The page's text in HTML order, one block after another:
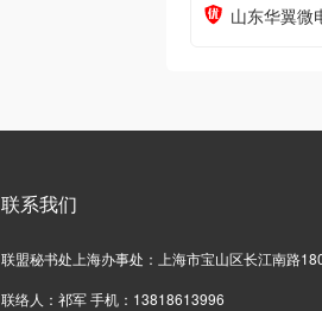
联系我们
联盟秘书处上海办事处：上海市宝山区长江南路
联络人：祁军 手机：13818613996